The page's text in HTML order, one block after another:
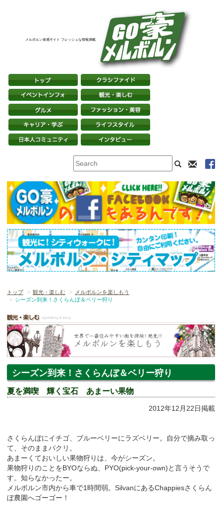
メルボルン体感サイト フレッシュな情報満載
トップ 観光・楽しむ
メルボルンを楽しもう
シーズン到来！さくらんぼ＆ベリー狩り
シーズン到来！さくらんぼ＆ベリー狩り
夏を満喫 輝く宝石 あまーい果物
2012年12月22日掲載
さくらんぼにイチゴ、ブルーベリーにラズベリー。自分で摘み取っ
て、そのままパクリ。
あまーくておいしい果物狩りは、今がシーズン。
果物狩りのことをBYOならぬ、PYO(pick-your-own)と言うそうで
す。知らなかったー。
メルボルン市内から車で1時間弱。SilvanにあるChappiesさくらん
ぼ農園へゴーゴー！